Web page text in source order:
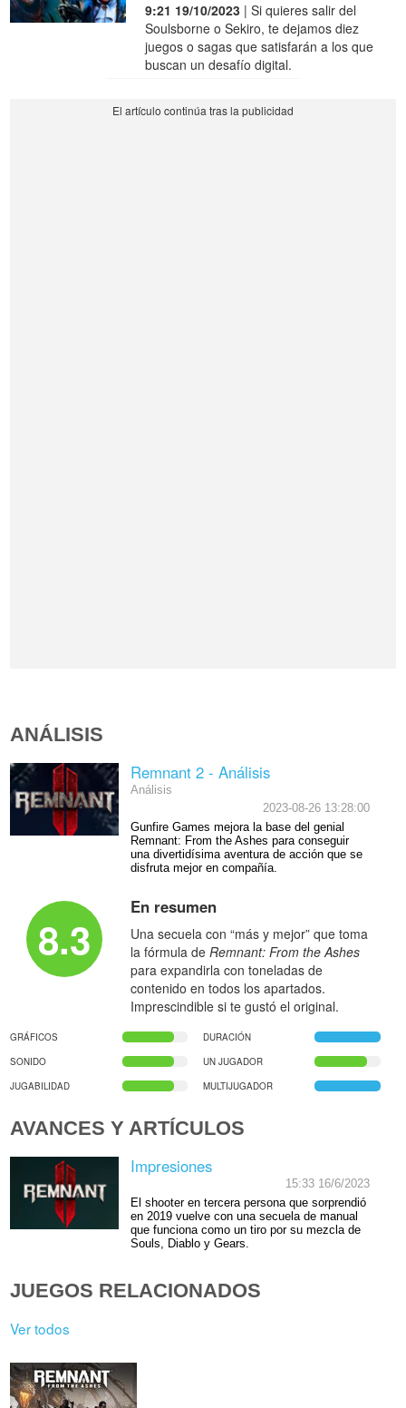
9:21 19/10/2023 | Si quieres salir del
Soulsborne o Sekiro, te dejamos diez
juegos o sagas que satisfarán a los que
buscan un desafío digital.
ANÁLISIS
Remnant 2 - Análisis
Análisis
2023-08-26 13:28:00
Gunfire Games mejora la base del genial
Remnant: From the Ashes para conseguir
una divertidísima aventura de acción que se
disfruta mejor en compañía.
8.3
En resumen
Una secuela con “más y mejor” que toma
la fórmula de Remnant: From the Ashes
para expandirla con toneladas de
contenido en todos los apartados.
Imprescindible si te gustó el original.
GRÁFICOS
DURACIÓN
SONIDO
UN JUGADOR
JUGABILIDAD
MULTIJUGADOR
AVANCES Y ARTÍCULOS
Impresiones
15:33 16/6/2023
El shooter en tercera persona que sorprendió
en 2019 vuelve con una secuela de manual
que funciona como un tiro por su mezcla de
Souls, Diablo y Gears.
JUEGOS RELACIONADOS
Ver todos